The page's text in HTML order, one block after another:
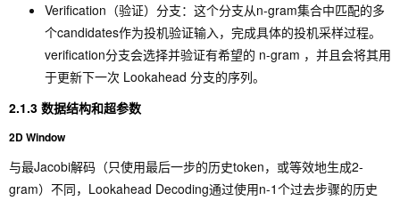
Verification（验证）分支：这个分支从n-gram集合中匹配的多
个candidates作为投机验证输入，完成具体的投机采样过程。
verification分支会选择并验证有希望的 n-gram ，并且会将其用
于更新下一次 Lookahead 分支的序列。
2.1.3 数据结构和超参数
2D Window
与最Jacobi解码（只使用最后一步的历史token，或等效地生成2-
gram）不同，Lookahead Decoding通过使用n-1个过去步骤的历史